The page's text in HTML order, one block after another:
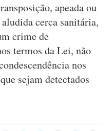
apeada ou
cerca sanitária,
crime de
termos da Lei, não
nos
sejam detectados